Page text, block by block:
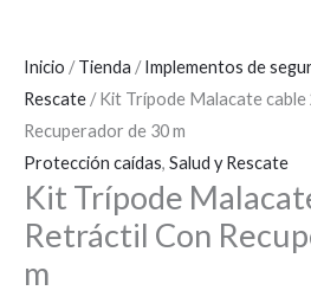
Inicio /Tienda /Implementos de
Rescate / Kit Trípode Malacate cable
Recuperador de 30 m
Protección caídas, Salud y Rescate
Kit Trípode
Retráctil Con
m